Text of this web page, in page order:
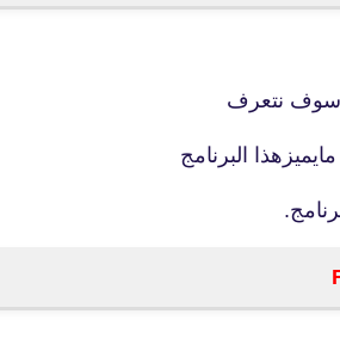
سوف نتعرف
البرنامج